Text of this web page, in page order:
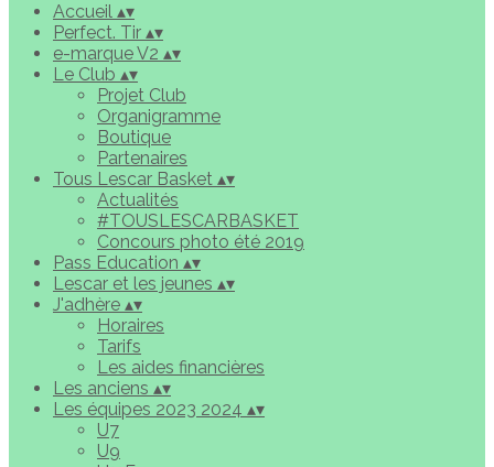
Accueil ▴▾
Perfect. Tir ▴▾
e-marque V2 ▴▾
Le Club ▴▾
Projet Club
Organigramme
Boutique
Partenaires
Tous Lescar Basket ▴▾
Actualités
#TOUSLESCARBASKET
Concours photo été 2019
Pass Education ▴▾
Lescar et les jeunes ▴▾
J'adhère ▴▾
Horaires
Tarifs
Les aides financières
Les anciens ▴▾
Les équipes 2023 2024 ▴▾
U7
U9